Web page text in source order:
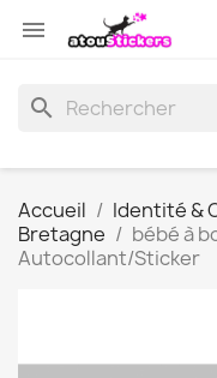

search
Accueil Identité &
Bretagne
bébé à
Autocollant/Sticker